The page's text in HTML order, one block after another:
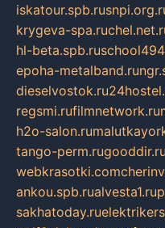
iskatour.spb.ru
krygeva-spa.ru
hl-beta.spb.ru
epoha-metalband.ru
dieselvostok.ru
regsmi.rufilmnetwork.ru
h2o-salon.ru
tango-perm.rugooddir.ru
webkrasotki.com
ankou.spb.rualvesta1.ru
sakhatoday.ru